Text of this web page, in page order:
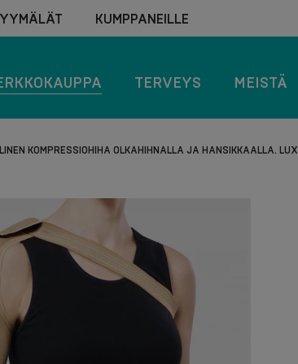
KUMPPANEILLE
TERVEYS MEISTÄ
KOMPRESSIOHIHA OLKAHIHNALLA JA HANSIKKAALLA. LUX